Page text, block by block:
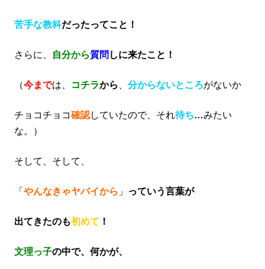
苦手な教科だったってこと！
さらに、 自分から質問 しに来たこと！
（今までは、 コチラから 分からないところがないか
チョコチョコ確認していたので、それ待ち…みたい
な。）
そして、そして、
「 やんなきゃヤバイから 」 っていう言葉が
出てきたのも初めて ！
文理っ子の中で、何かが、